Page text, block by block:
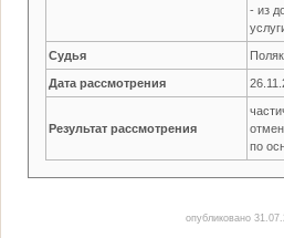
- из
Судья
Дата рассмотрения
Результат рассмотрения
по
опубликовано